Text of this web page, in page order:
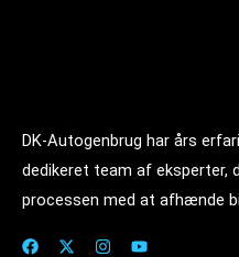
DK-Autogenbrug har års
dedikeret team af eksperter,
processen med at afhænde